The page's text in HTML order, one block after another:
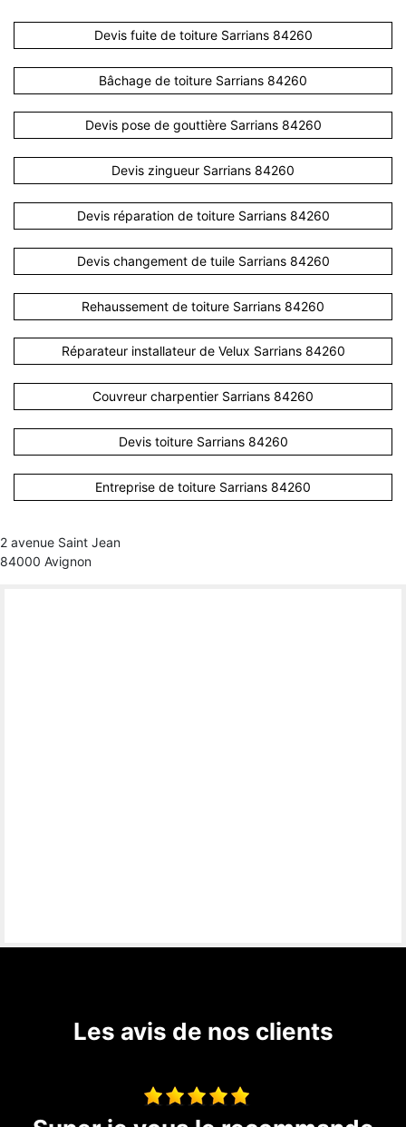
Devis fuite de toiture Sarrians 84260
Bâchage de toiture Sarrians 84260
Devis pose de gouttière Sarrians 84260
Devis zingueur Sarrians 84260
Devis réparation de toiture Sarrians 84260
Devis changement de tuile Sarrians 84260
Rehaussement de toiture Sarrians 84260
Réparateur installateur de Velux Sarrians 84260
Couvreur charpentier Sarrians 84260
Devis toiture Sarrians 84260
Entreprise de toiture Sarrians 84260
2 avenue Saint Jean
84000 Avignon
Les avis de nos clients